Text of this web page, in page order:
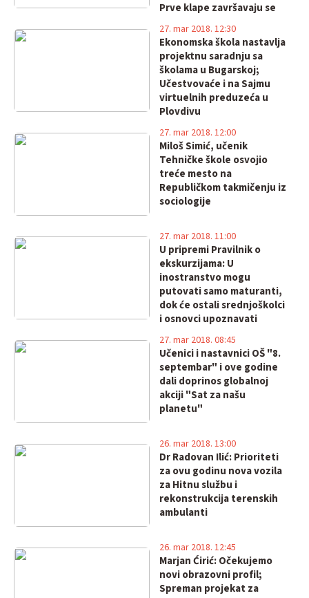
Prve klape završavaju se
Ekonomska škola nastavlja
projektnu saradnju sa
školama u Bugarskoj;
Učestvovaće i na Sajmu
virtuelnih preduzeća u
Plovdivu
27. mar 2018. 12:30
Miloš Simić, učenik
Tehničke škole osvojio
treće mesto na
Republičkom takmičenju iz
sociologije
27. mar 2018. 12:00
U pripremi Pravilnik o
ekskurzijama: U
inostranstvo mogu
putovati samo maturanti,
dok će ostali srednjoškolci
i osnovci upoznavati
27. mar 2018. 11:00
Učenici i nastavnici OŠ "8.
septembar" i ove godine
dali doprinos globalnoj
akciji "Sat za našu
planetu"
27. mar 2018. 08:45
Dr Radovan Ilić: Prioriteti
za ovu godinu nova vozila
za Hitnu službu i
rekonstrukcija terenskih
ambulanti
26. mar 2018. 13:00
Marjan Ćirić: Očekujemo
novi obrazovni profil;
Spreman projekat za
26. mar 2018. 12:45